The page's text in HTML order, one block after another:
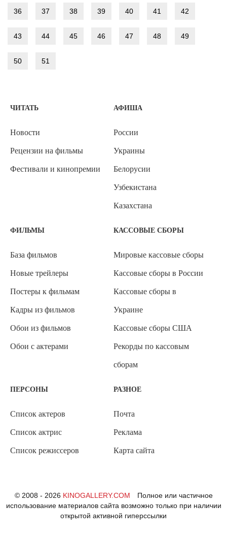
36 37 38 39 40 41 42
43 44 45 46 47 48 49
50 51
ЧИТАТЬ
Новости
Рецензии на фильмы
Фестивали и кинопремии
АФИША
России
Украины
Белорусии
Узбекистана
Казахстана
ФИЛЬМЫ
База фильмов
Новые трейлеры
Постеры к фильмам
Кадры из фильмов
Обои из фильмов
Обои с актерами
КАССОВЫЕ СБОРЫ
Мировые кассовые сборы
Кассовые сборы в России
Кассовые сборы в
Украине
Кассовые сборы США
Рекорды по кассовым
сборам
ПЕРСОНЫ
Список актеров
Список актрис
Список режиссеров
РАЗНОЕ
Почта
Реклама
Карта сайта
© 2008 - 2026 KINOGALLERY.COM
Полное или частичное
использование материалов сайта возможно только при наличии
открытой активной гиперссылки